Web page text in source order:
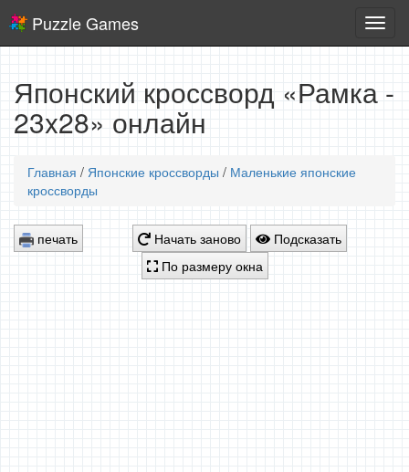
игры
Puzzle Games
Японский кроссворд «Рамка -
23x28» онлайн
Главная / Японские кроссворды / Маленькие японские
кроссворды
печать Начать заново
Подсказать
По размеру окна